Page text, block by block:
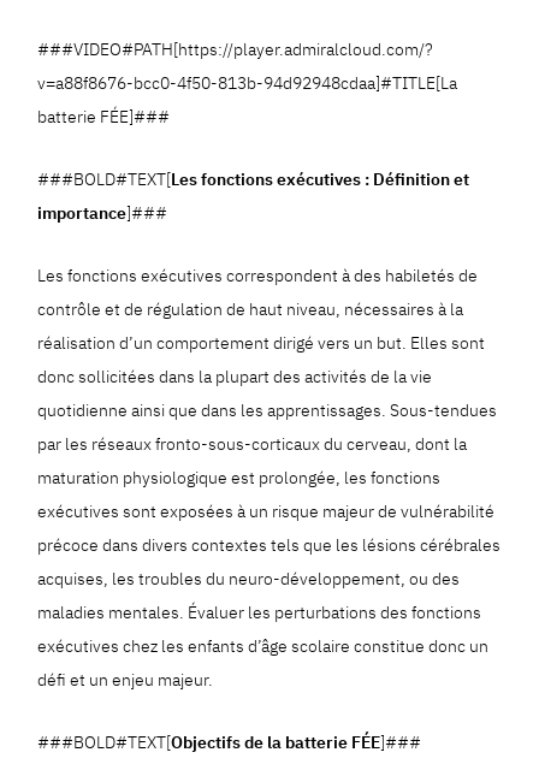
###VIDEO#PATH[https://player.admiralcloud.com/?
v=a88f8676-bcc0-4f50-813b-94d92948cdaa]#TITLE[La
batterie FÉE]###
###BOLD#TEXT[Les fonctions exécutives : Définition et
importance]###
Les fonctions exécutives correspondent à des habiletés de
contrôle et de régulation de haut niveau, nécessaires à la
réalisation d’un comportement dirigé vers un but. Elles sont
donc sollicitées dans la plupart des activités de la vie
quotidienne ainsi que dans les apprentissages. Sous-tendues
par les réseaux fronto-sous-corticaux du cerveau, dont la
maturation physiologique est prolongée, les fonctions
exécutives sont exposées à un risque majeur de vulnérabilité
précoce dans divers contextes tels que les lésions cérébrales
acquises, les troubles du neuro-développement, ou des
maladies mentales. Évaluer les perturbations des fonctions
exécutives chez les enfants d’âge scolaire constitue donc un
défi et un enjeu majeur.
###BOLD#TEXT[Objectifs de la batterie FÉE]###